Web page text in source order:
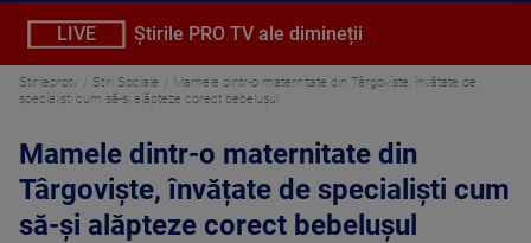
LIVE Știrile PRO TV ale dimineții
Stirileprotv Stiri Sociale
Mamele dintr-o maternitate din Târgovişte, învățate de
specialiști cum să-și alăpteze corect bebelușul
Mamele dintr-o maternitate din
Târgovişte, învățate de specialiști cum
să-și alăpteze corect bebelușul